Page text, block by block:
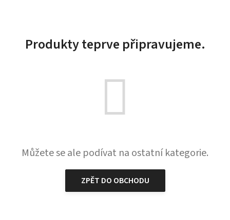
Produkty teprve připravujeme.
Můžete se ale podívat na ostatní kategorie.
ZPĚT DO OBCHODU